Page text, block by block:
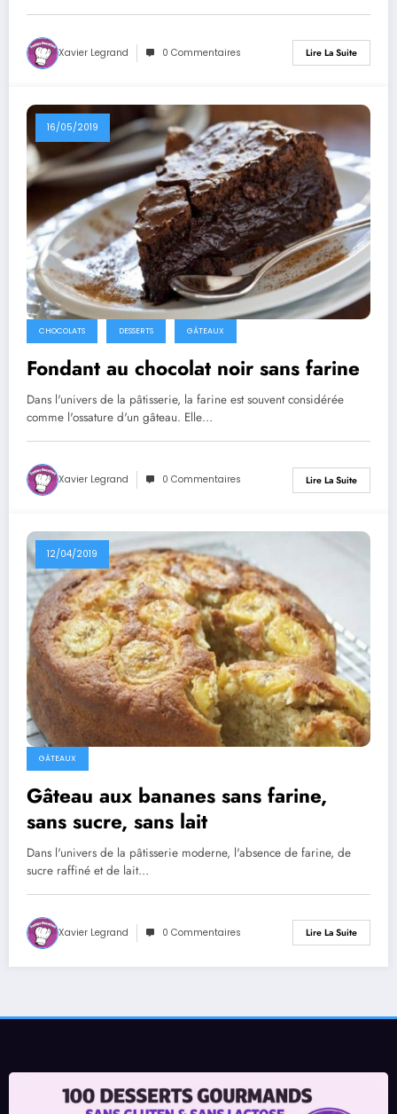
Xavier Legrand 0 Commentaires Lire La Suite
16/05/2019
CHOCOLATS DESSERTS GÂTEAUX
Fondant au chocolat noir sans farine
Dans l'univers de la pâtisserie, la farine est souvent considérée
comme l'ossature d'un gâteau. Elle…
Xavier Legrand 0 Commentaires Lire La Suite
12/04/2019
GÂTEAUX
Gâteau aux bananes sans farine,
sans sucre, sans lait
Dans l'univers de la pâtisserie moderne, l'absence de farine, de
sucre raffiné et de lait…
Xavier Legrand 0 Commentaires Lire La Suite